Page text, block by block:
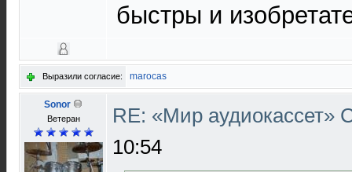
быстры и
Выразили согласие: marocas
Sonor
Ветеран
RE: «Мир аудиокассет»
10:54